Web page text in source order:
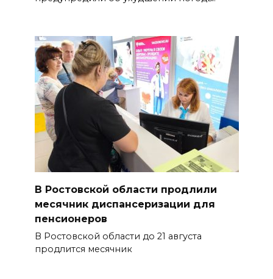
В Ростовской области продлили
месячник диспансеризации для
пенсионеров
В Ростовской области до 21 августа
продлится месячник